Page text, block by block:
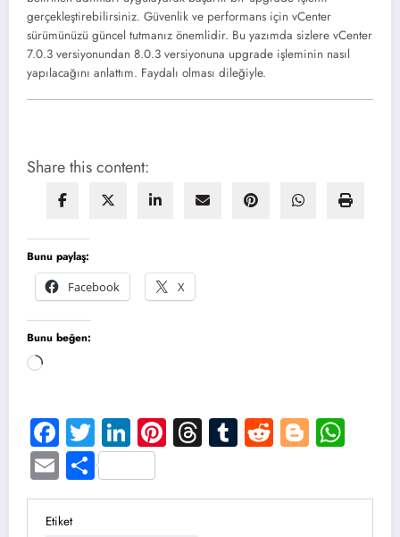
gerçekleştirebilirsiniz. Güvenlik ve performans için vCenter
sürümünüzü güncel tutmanız önemlidir. Bu yazımda sizlere vCenter
7.0.3 versiyonundan 8.0.3 versiyonuna upgrade işleminin nasıl
yapılacağını anlattım. Faydalı olması dileğiyle.
Share this content:
Bunu paylaş:
Facebook
X
Bunu beğen:
Yükleniyor...
Facebook
TwitterLinkedIn
Pinterest
Threads
Tumblr
Reddit
EmailShare
Etiket